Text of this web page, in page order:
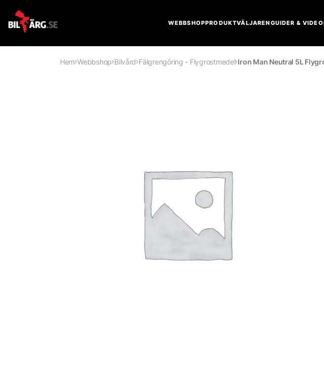
WEBBSHOPPRODUKTVÄLJARENGUIDER & VIDEO
Hem Webbshop Bilvård Fälgrengöring - Flygrostmedel Iron Man Neutral 5L